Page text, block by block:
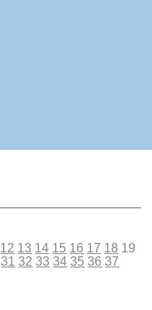
12 13 14 15 16 17 18 19
31 32 33 34 35 36 37